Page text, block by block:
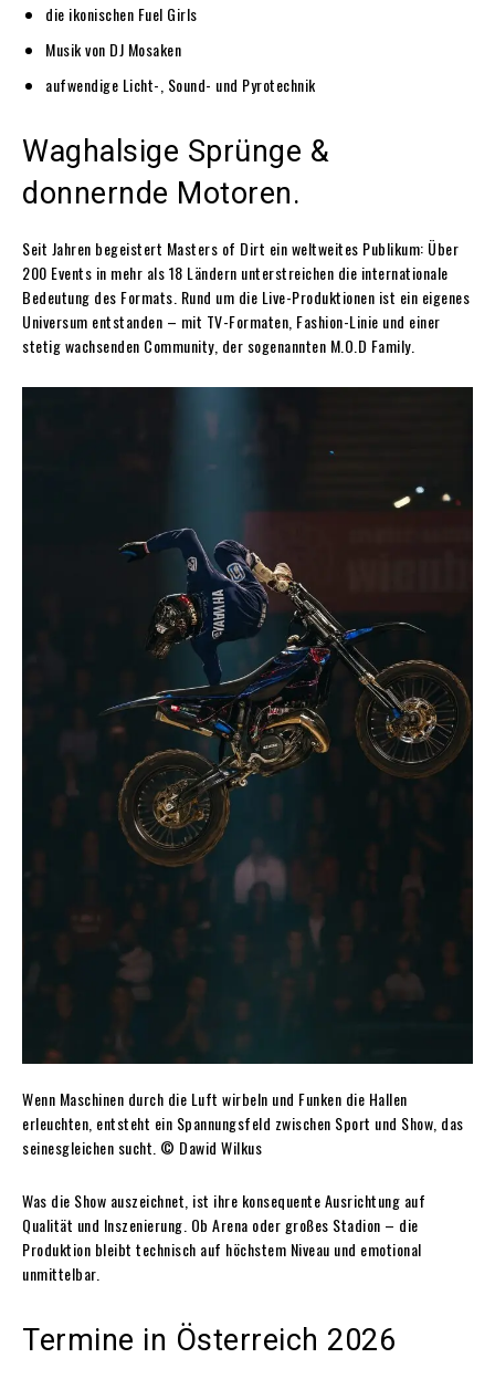
die ikonischen Fuel Girls
Musik von DJ Mosaken
aufwendige Licht-, Sound- und Pyrotechnik
Waghalsige Sprünge &
donnernde Motoren.
Seit Jahren begeistert Masters of Dirt ein weltweites Publikum: Über
200 Events in mehr als 18 Ländern unterstreichen die internationale
Bedeutung des Formats. Rund um die Live-Produktionen ist ein eigenes
Universum entstanden – mit TV-Formaten, Fashion-Linie und einer
stetig wachsenden Community, der sogenannten M.O.D Family.
Wenn Maschinen durch die Luft wirbeln und Funken die Hallen
erleuchten, entsteht ein Spannungsfeld zwischen Sport und Show, das
seinesgleichen sucht. © Dawid Wilkus
Was die Show auszeichnet, ist ihre konsequente Ausrichtung auf
Qualität und Inszenierung. Ob Arena oder großes Stadion – die
Produktion bleibt technisch auf höchstem Niveau und emotional
unmittelbar.
Termine in Österreich 2026